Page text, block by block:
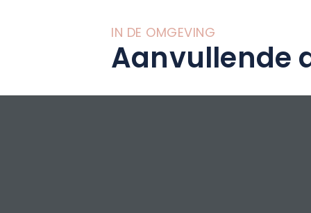
IN DE OMGEVING
Aanvullende